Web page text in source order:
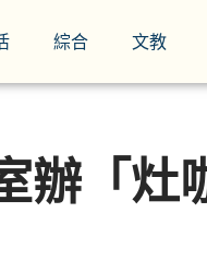
綜合 文教
辦「